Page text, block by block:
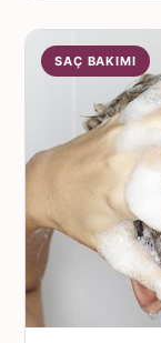
SAÇ BAKIMI